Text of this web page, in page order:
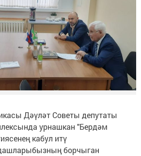
Дәүләт Советы депутаты
урнашкан "Бердәм
кабул итү
борчыган